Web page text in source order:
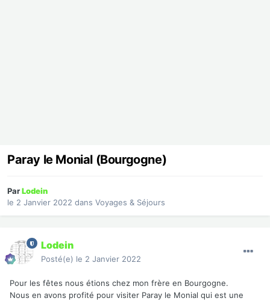
Paray le Monial (Bourgogne)
ParLodein
le 2 Janvier 2022 dans Voyages & Séjours
Lodein
Posté(e) le 2 Janvier 2022
Pour les fêtes nous étions chez mon frère en Bourgogne.
Nous en avons profité pour visiter Paray le Monial qui est une